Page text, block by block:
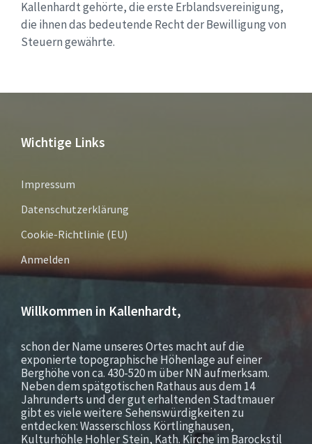
Kallenhardt gehörte, die erste Erblandsvereinigung,
die ihnen das bedeutende Recht der Bewilligung von
Steuern gewährte.
Wichtige Links
Impressum
Datenschutzerklärung
Cookie-Richtlinie (EU)
Anmelden
Willkommen in Kallenhardt,
schon der Name unseres Ortes macht auf die
exponierte topographische Höhenlage auf einer
Berghöhe von ca. 430-520 m über NN aufmerksam.
Neben dem spätgotischen Rathaus aus dem 14
Jahrunderts und der gut erhaltenden Stadtmauer
gibt es viele weitere Sehenswürdigkeiten zu
entdecken: Wasserschloss Körtlinghausen,
Kulturhöhle Hohler Stein, Kath. Kirche im Barockstil